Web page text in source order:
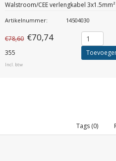
Walstroom/CEE verlengkabel
Artikelnummer: 14504030
€78,60 €70,74
355
Incl. btw
Tags (0)